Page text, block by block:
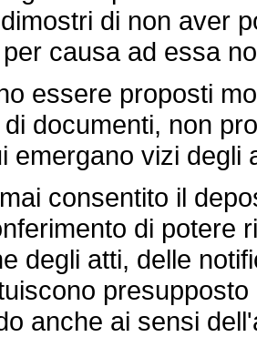
di non aver
causa ad essa
essere proposti
documenti, non
emergano vizi degli
consentito il
di potere
degli atti, delle
anche ai sensi